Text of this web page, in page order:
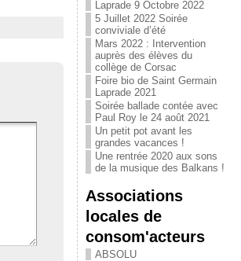
Laprade 9 Octobre 2022
5 Juillet 2022 Soirée
conviviale d’été
Mars 2022 : Intervention
auprès des élèves du
collège de Corsac
Foire bio de Saint Germain
Laprade 2021
Soirée ballade contée avec
Paul Roy le 24 août 2021
Un petit pot avant les
grandes vacances !
Une rentrée 2020 aux sons
de la musique des Balkans !
Associations
locales de
consom'acteurs
ABSOLU